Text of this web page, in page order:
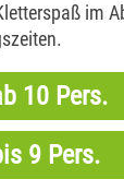
im
10 Pers.
9 Pers.